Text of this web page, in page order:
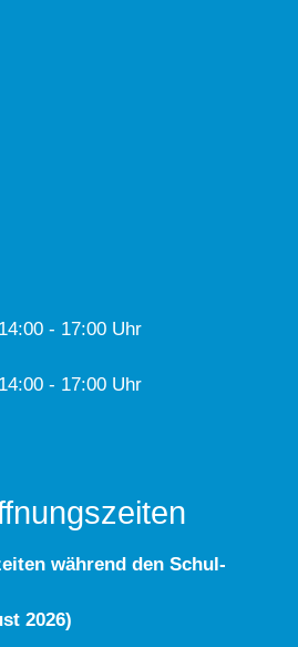
- 17:00 Uhr
- 17:00 Uhr
während den Schul-
2026)